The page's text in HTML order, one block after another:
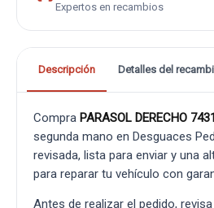
Expertos en recambios
Descripción Detalles del
Compra PARASOL DERECHO
segunda mano en Desguaces
revisada, lista para enviar y una
para reparar tu vehículo con
Antes de realizar el pedido,